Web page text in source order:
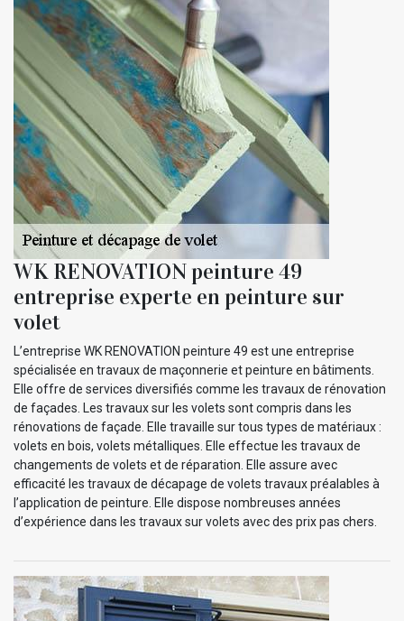
WK RENOVATION peinture 49
entreprise experte en peinture sur
volet
L’entreprise WK RENOVATION peinture 49 est une entreprise
spécialisée en travaux de maçonnerie et peinture en bâtiments.
Elle offre de services diversifiés comme les travaux de rénovation
de façades. Les travaux sur les volets sont compris dans les
rénovations de façade. Elle travaille sur tous types de matériaux :
volets en bois, volets métalliques. Elle effectue les travaux de
changements de volets et de réparation. Elle assure avec
efficacité les travaux de décapage de volets travaux préalables à
l’application de peinture. Elle dispose nombreuses années
d’expérience dans les travaux sur volets avec des prix pas chers.